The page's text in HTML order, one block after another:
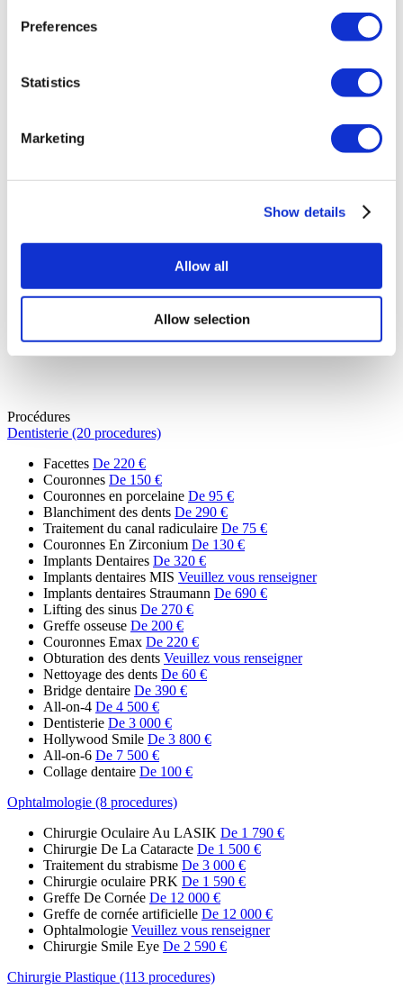
Preferences
Statistics
Marketing
Show details
Allow all
Allow selection
Hacettepe University Faculty of Medicine
Langues:
Spécialisation:
Langues:Anglais,
Procédures
Dentisterie (20 procedures)
Facettes De 220 €
Couronnes De 150 €
Couronnes en porcelaine De 95 €
Blanchiment des dents De 290 €
Traitement du canal radiculaire De 75 €
Couronnes En Zirconium De 130 €
Implants Dentaires De 320 €
Implants dentaires MIS Veuillez vous renseigner
Implants dentaires Straumann De 690 €
Lifting des sinus De 270 €
Greffe osseuse De 200 €
Couronnes Emax De 220 €
Obturation des dents Veuillez vous renseigner
Nettoyage des dents De 60 €
Bridge dentaire De 390 €
All-on-4 De 4 500 €
Dentisterie De 3 000 €
Hollywood Smile De 3 800 €
All-on-6 De 7 500 €
Collage dentaire De 100 €
Ophtalmologie (8 procedures)
Chirurgie Oculaire Au LASIK De 1 790 €
Chirurgie De La Cataracte De 1 500 €
Traitement du strabisme De 3 000 €
Chirurgie oculaire PRK De 1 590 €
Greffe De Cornée De 12 000 €
Greffe de cornée artificielle De 12 000 €
Ophtalmologie Veuillez vous renseigner
Chirurgie Smile Eye De 2 590 €
Chirurgie Plastique (113 procedures)